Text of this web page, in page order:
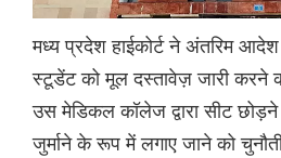
मध्य प्रदेश हाईकोर्ट ने अंतरिम
स्टूडेंट को मूल दस्तावेज़ जारी करने
उस मेडिकल कॉलेज द्वारा सीट
जुर्माने के रूप में लगाए जाने को